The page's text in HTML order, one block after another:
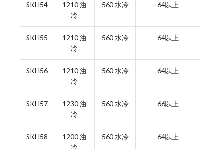
SKH54
1210 油
冷
560 水冷 64以上
SKH55
1210 油
冷
560 水冷 64以上
SKH56
1210 油
冷
560 水冷 64以上
SKH57
1230 油
冷
560 水冷 66以上
SKH58
1200 油
冷
560 水冷 64以上